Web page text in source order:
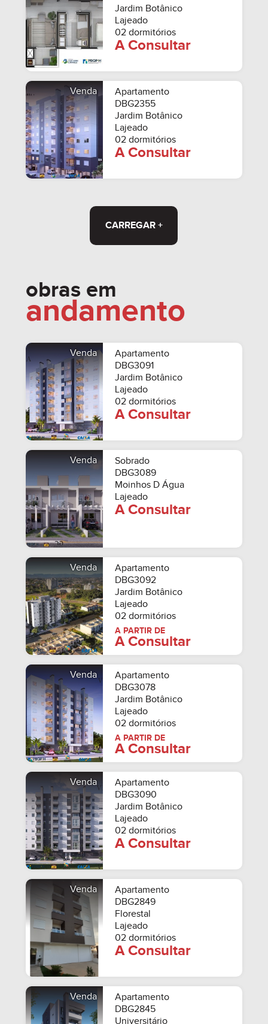
Jardim Botânico
Lajeado
02 dormitórios
A Consultar
Venda
Apartamento
DBG2355
Jardim Botânico
Lajeado
02 dormitórios
A Consultar
CARREGAR +
obras em
andamento
Venda
Apartamento
DBG3091
Jardim Botânico
Lajeado
02 dormitórios
A Consultar
Venda
Sobrado
DBG3089
Moinhos D Água
Lajeado
A Consultar
Venda
Apartamento
DBG3092
Jardim Botânico
Lajeado
02 dormitórios
A PARTIR DE
A Consultar
Venda
Apartamento
DBG3078
Jardim Botânico
Lajeado
02 dormitórios
A PARTIR DE
A Consultar
Venda
Apartamento
DBG3090
Jardim Botânico
Lajeado
02 dormitórios
A Consultar
Venda
Apartamento
DBG2849
Florestal
Lajeado
02 dormitórios
A Consultar
Venda
Apartamento
DBG2845
Universitário